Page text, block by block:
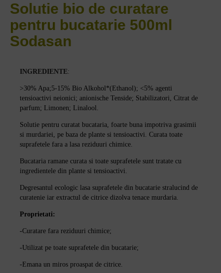
Solutie bio de curatare
pentru bucatarie 500ml
Sodasan
INGREDIENTE:
>30% Apa;5-15% Bio Alkohol*(Ethanol); <5% agenti
tensioactivi neionici; anionische Tenside; Stabilizatori, Citrat de
parfum; Limonen; Linalool.
Solutie pentru curatat bucataria, foarte buna impotriva grasimii
si murdariei, pe baza de plante si tensioactivi. Curata toate
suprafetele fara a lasa reziduuri chimice.
Bucataria ramane curata si toate suprafetele sunt tratate cu
ingredientele din plante si tensioactivi.
Degresantul ecologic lasa suprafetele din bucatarie stralucind de
curatenie iar extractul de citrice dizolva tenace murdaria.
Proprietati:
-Curatare fara reziduuri chimice;
-Utilizat pe toate suprafetele din bucatarie;
-Emana un miros proaspat de citrice.